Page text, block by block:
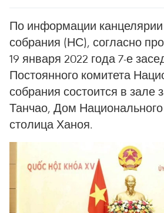
По информации
собрания (НС), согласно
19 января 2022 года 7-е
Постоянного комитета
собрания состоится в зале
Танчао, Дом
столица Ханоя.